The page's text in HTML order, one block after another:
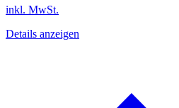
inkl. MwSt.
Details anzeigen